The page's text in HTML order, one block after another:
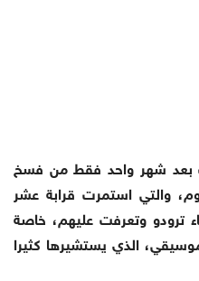
بعد شهر واحد فقط من فسخ
والتي استمرت قرابة عشر
ترودو وتعرفت عليهم، خاصة
العمر 18 عامًا والموسيقي، الذي يستشيرها كثيرا